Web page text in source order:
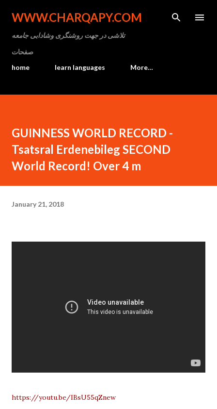
Skip to main content
WWW.CHARQAPY.COM
تلاشی در جهت روشنگری وشادابی جامعه
صفحات
home
learn languages More…
GUINNESS WORLD RECORD -
Tsatsral Erdenebileg SECOND
World Record! Over 4 m
January 21, 2018
https://youtu.be/IBsU55qZnew